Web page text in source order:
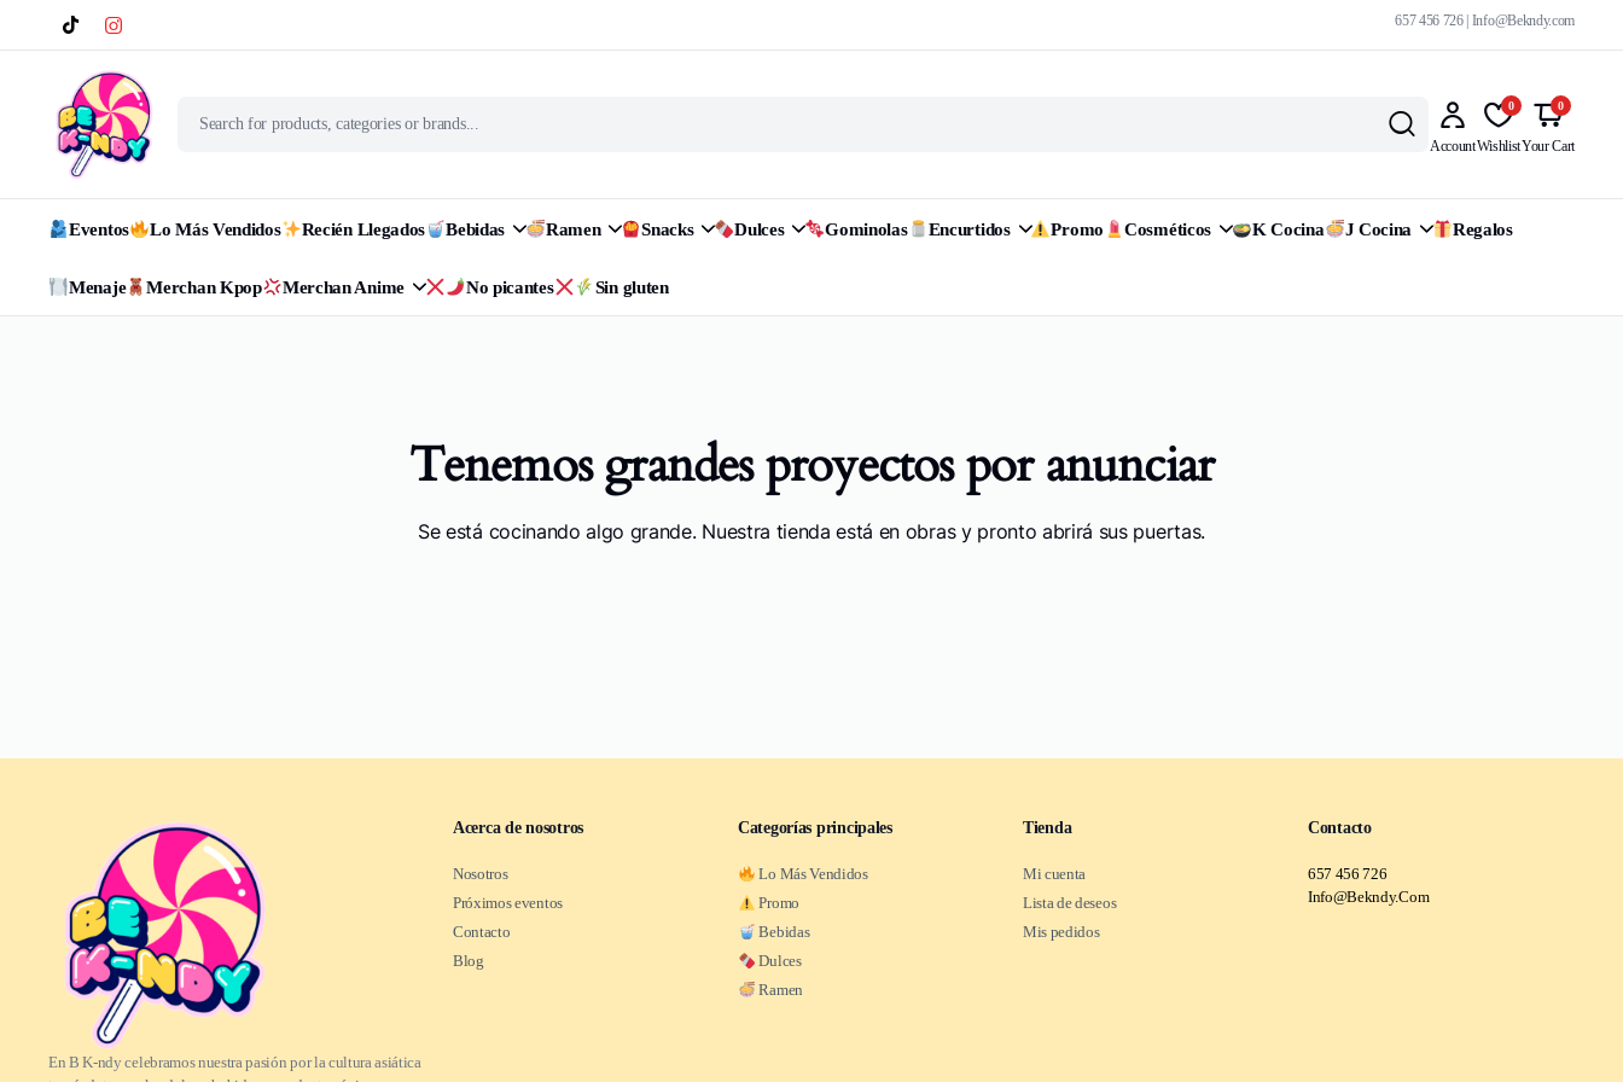
657 456 726 | Info@Bekndy.com
Account
0
Wishlist
0
Your Cart
Eventos Lo Más Vendidos Recién Llegados Bebidas Ramen Snacks Dulces Gominolas Encurtidos Promo Cosméticos K Cocina J Cocina Regalos
Menaje Merchan Kpop Merchan Anime No picantes Sin gluten
Tenemos grandes proyectos por anunciar
Se está cocinando algo grande. Nuestra tienda está en obras y pronto abrirá sus puertas.
En B K-ndy celebramos nuestra pasión por la cultura asiática
Acerca de nosotros
Nosotros
Próximos eventos
Contacto
Blog
Categorías principales
Lo Más Vendidos
Promo
Bebidas
Dulces
Ramen
Tienda
Mi cuenta
Lista de deseos
Mis pedidos
Contacto
657 456 726
Info@Bekndy.Com